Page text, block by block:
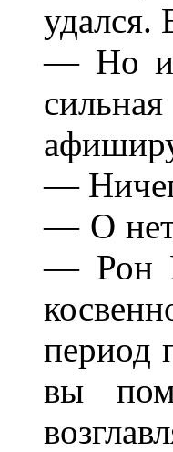
удался.
— Но из
—
— О
— Рон
период
вы